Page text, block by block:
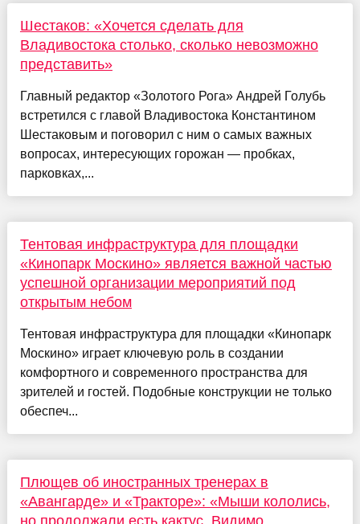
Шестаков: «Хочется сделать для
Владивостока столько, сколько невозможно
представить»
Главный редактор «Золотого Рога» Андрей Голубь
встретился с главой Владивостока Константином
Шестаковым и поговорил с ним о самых важных
вопросах, интересующих горожан — пробках,
парковках,...
Тентовая инфраструктура для площадки
«Кинопарк Москино» является важной частью
успешной организации мероприятий под
открытым небом
Тентовая инфраструктура для площадки «Кинопарк
Москино» играет ключевую роль в создании
комфортного и современного пространства для
зрителей и гостей. Подобные конструкции не только
обеспеч...
Плющев об иностранных тренерах в
«Авангарде» и «Тракторе»: «Мыши кололись,